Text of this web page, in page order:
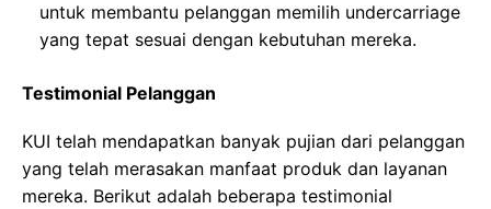
untuk membantu pelanggan memilih undercarriage
yang tepat sesuai dengan kebutuhan mereka.
Testimonial Pelanggan
KUI telah mendapatkan banyak pujian dari pelanggan
yang telah merasakan manfaat produk dan layanan
mereka. Berikut adalah beberapa testimonial